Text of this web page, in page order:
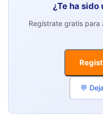
¿Te ha
Regístrate gratis para
💬